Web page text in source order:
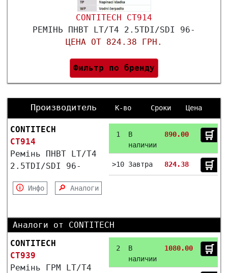
CONTITECH CT914
РЕМІНЬ ПНВТ LT/T4 2.5TDI/SDI 96-
ЦЕНА ОТ 824.38 ГРН.
Фильтр по бренду
Производитель К-во Сроки Цена
CONTITECH
CT914
Ремінь ПНВТ LT/T4
2.5TDI/SDI 96-
🛈Инфо 🔎 Аналоги
1
В
наличии
890.00 🛒︎
>10 Завтра 824.38 🛒︎
Аналоги от CONTITECH
CONTITECH
CT939
Ремінь ГРМ LT/T4
2
В
наличии
1080.00 🛒︎